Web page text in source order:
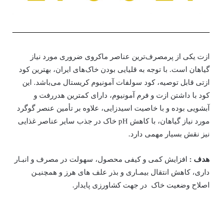
ازت یکی از پرمصرف‌ترین عناصر ماکروی ضروری مورد نیاز
گیاهان است. با توجه به قلیایی بودن خاک‌های ایران، بهترین کود
ازتی قابل توصیه، کود سولفات آمونیوم کریستال می‌باشد. این
کود با داشتن ازت و فرم آمونیوم، دارای کمترین هدررفت و
آبشویی بوده و با خاصیت اسیدزایی، علاوه بر تأمین عنصر گوگرد
مورد نیاز گیاهان، با کاهش pH خاک در جذب سایر عناصر غذایی
نیز نقش بسیار مهمی دارد.
هدف : افزایش کمی و کیفی محصول، سهولت در مصرف و انبـار
داری، کاهش انتقال بیمـاری و بذر علف های هرز و همچنیـن
اصلاح وضعیت خاک در جهت کشاورزی پایدار.